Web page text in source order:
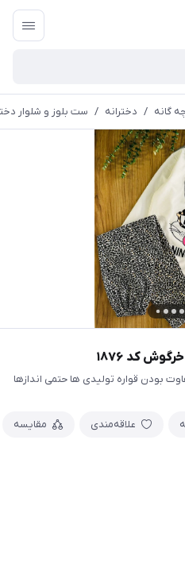
گانه / دخترانه / ست بلوز و شلوار
کد ۱۸۷۶
به علت متفاوت بودن قواره تولیدی ها حتمی اندازها
علاقه‌مندی مقایسه